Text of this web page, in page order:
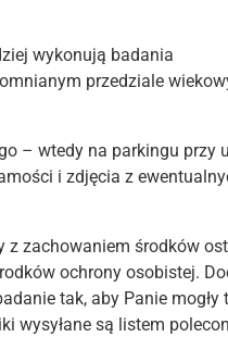
wykonują badania
przedziale
– wtedy na parkingu przy
i zdjęcia z
z zachowaniem środków
ochrony osobistej.
tak, aby Panie mogły
wysyłane są listem